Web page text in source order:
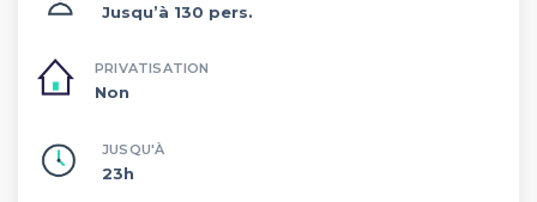
Jusqu’à 130 pers.
PRIVATISATION
Non
JUSQU'À
23h